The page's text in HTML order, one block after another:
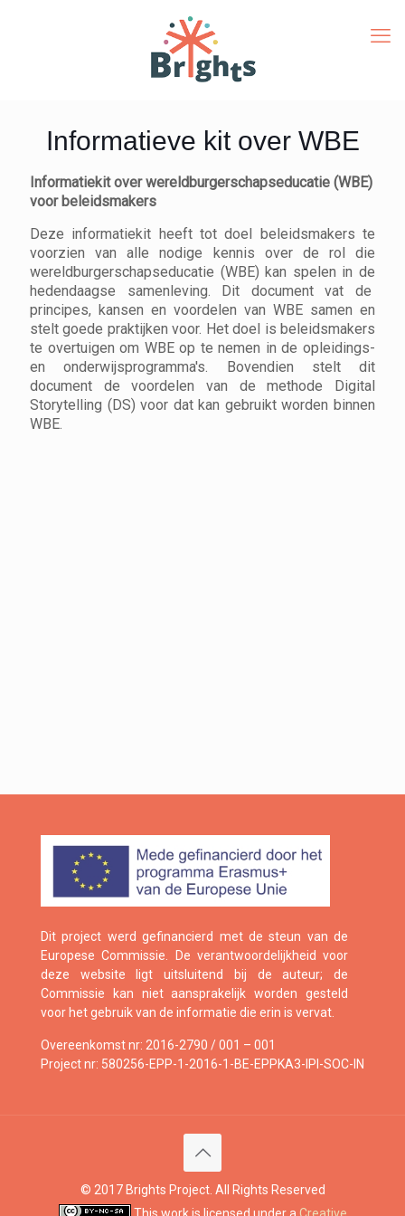
Informatieve kit over WBE
Informatiekit over wereldburgerschapseducatie (WBE)
voor beleidsmakers
Deze informatiekit heeft tot doel beleidsmakers te
voorzien van alle nodige kennis over de rol die
wereldburgerschapseducatie (WBE) kan spelen in de
hedendaagse samenleving. Dit document vat de
principes, kansen en voordelen van WBE samen en
stelt goede praktijken voor. Het doel is beleidsmakers
te overtuigen om WBE op te nemen in de opleidings-
en onderwijsprogramma's. Bovendien stelt dit
document de voordelen van de methode Digital
Storytelling (DS) voor dat kan gebruikt worden binnen
WBE.
Dit project werd gefinancierd met de steun van de
Europese Commissie. De verantwoordelijkheid voor
deze website ligt uitsluitend bij de auteur; de
Commissie kan niet aansprakelijk worden gesteld
voor het gebruik van de informatie die erin is vervat.
Overeenkomst nr: 2016-2790 / 001 – 001
Project nr: 580256-EPP-1-2016-1-BE-EPPKA3-IPI-SOC-IN
© 2017 Brights Project. All Rights Reserved
This work is licensed under a Creative